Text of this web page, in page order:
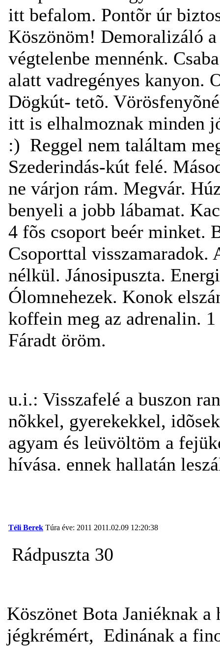
itt befalom. Pontõr úr
Köszönöm! Demoralizáló
végtelenbe mennénk.
alatt vadregényes kanyon.
Dögkút- tetõ.
itt is elhalmoznak minden
:) Reggel nem találtam
Szederindás-kút felé.
ne várjon rám. Megvár.
benyeli a jobb lábamat.
4 fõs csoport beér minket.
Csoporttal visszamaradok.
nélkül. Jánosipuszta.
Ólomnehezek. Konok
koffein meg az adrenalin.
Fáradt öröm.
u.i.: Visszafelé a buszon
nõkkel, gyerekekkel,
agyam és leüvöltöm a
hívása. ennek hallatán
Téli Berek Túra éve: 2011 2011.02.09 12:20:38
Rádpuszta 30
Köszönet Bota Janiéknak
jégkrémért, Edinának a